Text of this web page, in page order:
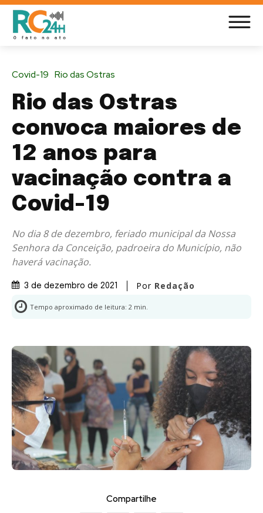
Covid-19 Rio das Ostras
Rio das Ostras
convoca maiores de
12 anos para
vacinação contra a
Covid-19
No dia 8 de dezembro, feriado municipal da Nossa
Senhora da Conceição, padroeira do Município, não
haverá vacinação.
3 de dezembro de 2021 Por Redação
Tempo aproximado de leitura: 2 min.
Compartilhe